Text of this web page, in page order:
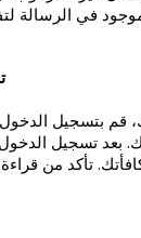
في الرسالة
قم بتسجيل الدخول
بعد تسجيل
تأكد من قراءة